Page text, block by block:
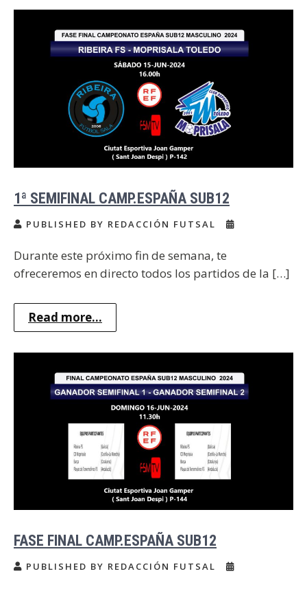
1ª SEMIFINAL CAMP.ESPAÑA SUB12
PUBLISHED BY REDACCIÓN FUTSAL
Durante este próximo fin de semana, te
ofreceremos en directo todos los partidos de la […]
Read more...
FASE FINAL CAMP.ESPAÑA SUB12
PUBLISHED BY REDACCIÓN FUTSAL